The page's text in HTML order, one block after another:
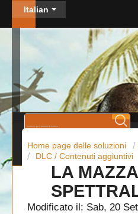
Italian
Home page delle soluzioni
DLC / Contenuti aggiuntivi
LA MAZZA
Modificato il: Sab, 20